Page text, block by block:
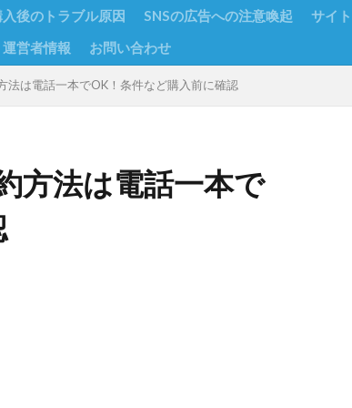
入後のトラブル原因 SNSの広告への注意喚起
サイ
運営者情報 お問い合わせ
法は電話一本でOK！条件など購入前に確認
方法は電話一本で